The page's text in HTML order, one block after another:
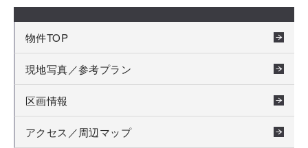
物件TOP
現地写真／参考プラン
区画情報
アクセス／周辺マップ